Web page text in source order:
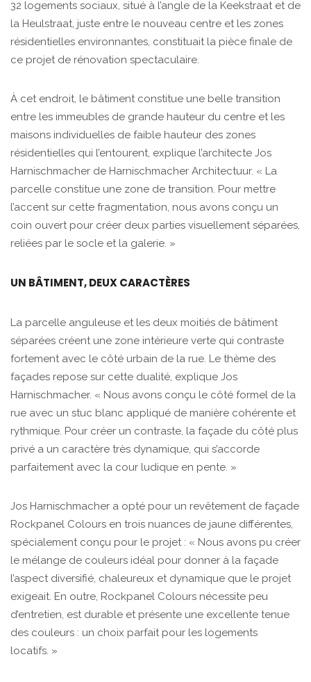
32 logements sociaux, situé à l’angle de la Keekstraat et de
la Heulstraat, juste entre le nouveau centre et les zones
résidentielles environnantes, constituait la pièce finale de
ce projet de rénovation spectaculaire.
À cet endroit, le bâtiment constitue une belle transition
entre les immeubles de grande hauteur du centre et les
maisons individuelles de faible hauteur des zones
résidentielles qui l’entourent, explique l’architecte Jos
Harnischmacher de Harnischmacher Architectuur. « La
parcelle constitue une zone de transition. Pour mettre
l’accent sur cette fragmentation, nous avons conçu un
coin ouvert pour créer deux parties visuellement séparées,
reliées par le socle et la galerie. »
UN BÂTIMENT, DEUX CARACTÈRES
La parcelle anguleuse et les deux moitiés de bâtiment
séparées créent une zone intérieure verte qui contraste
fortement avec le côté urbain de la rue. Le thème des
façades repose sur cette dualité, explique Jos
Harnischmacher. « Nous avons conçu le côté formel de la
rue avec un stuc blanc appliqué de manière cohérente et
rythmique. Pour créer un contraste, la façade du côté plus
privé a un caractère très dynamique, qui s’accorde
parfaitement avec la cour ludique en pente. »
Jos Harnischmacher a opté pour un revêtement de façade
Rockpanel Colours en trois nuances de jaune différentes,
spécialement conçu pour le projet : « Nous avons pu créer
le mélange de couleurs idéal pour donner à la façade
l’aspect diversifié, chaleureux et dynamique que le projet
exigeait. En outre, Rockpanel Colours nécessite peu
d’entretien, est durable et présente une excellente tenue
des couleurs : un choix parfait pour les logements
locatifs. »